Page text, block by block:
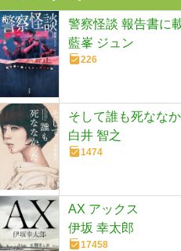
警察怪談 報告書に
藍峯 ジュン
226
そして誰も死なな
白井 智之
1474
AX アックス
伊坂 幸太郎
17458